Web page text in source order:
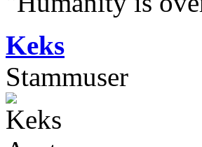
Keks
Stammuser